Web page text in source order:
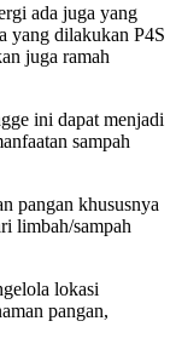
ada juga yang
yang dilakukan P4S
juga ramah
ini dapat menjadi
sampah
pangan khususnya
limbah/sampah
lokasi
pangan,